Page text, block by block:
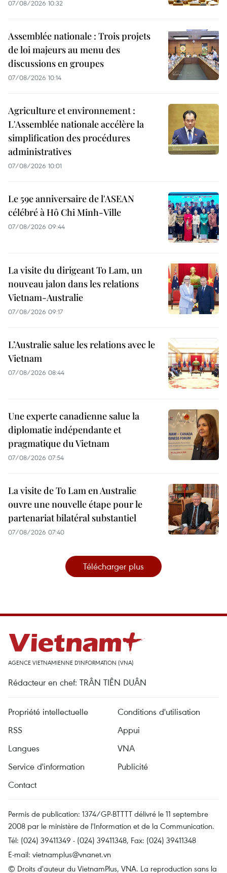
07/08/2026 10:32
Assemblée nationale : Trois projets
de loi majeurs au menu des
discussions en groupes
07/08/2026 10:14
Agriculture et environnement :
L'Assemblée nationale accélère la
simplification des procédures
administratives
07/08/2026 10:01
Le 59e anniversaire de l'ASEAN
célébré à Hô Chi Minh-Ville
07/08/2026 09:44
La visite du dirigeant To Lam, un
nouveau jalon dans les relations
Vietnam-Australie
07/08/2026 09:17
L’Australie salue les relations avec le
Vietnam
07/08/2026 08:44
Une experte canadienne salue la
diplomatie indépendante et
pragmatique du Vietnam
07/08/2026 07:54
La visite de To Lam en Australie
ouvre une nouvelle étape pour le
partenariat bilatéral substantiel
07/08/2026 07:40
Télécharger plus
AGENCE VIETNAMIENNE D'INFORMATION (VNA)
Rédacteur en chef: TRÂN TIÊN DUÂN
Propriété intellectuelle
Conditions d'utilisation
RSS
Appui
Langues
VNA
Service d'information
Publicité
Contact
Permis de publication: 1374/GP-BTTTT délivré le 11 septembre
2008 par le ministère de l'Information et de la Communication.
Tél: (024) 39411349 - (024) 39411348, Fax: (024) 39411348
E-mail: vietnamplus@vnanet.vn
© Droits d'auteur du VietnamPlus, VNA. La reproduction sans la